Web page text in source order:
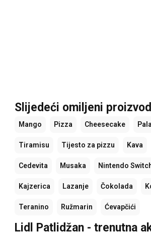
Slijedeći omiljeni
Mango Pizza Cheesecake
Tiramisu Tijesto za pizzu Kava
Cedevita Musaka Nintendo
Kajzerica Lazanje Čokolada
Teranino Ružmarin Ćevapčići
Lidl Patlidžan - trenutna